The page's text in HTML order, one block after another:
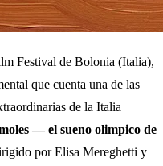
Festival de Bolonia (Italia),
que cuenta una de las
de la Italia
— el sueno olimpico de
por Elisa Mereghetti y